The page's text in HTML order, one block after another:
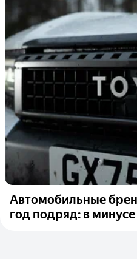
Автомобильные
год подряд: в